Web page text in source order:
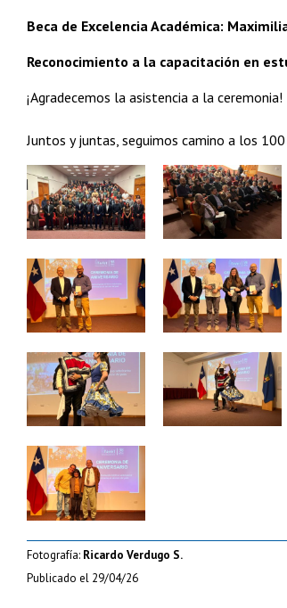
Beca de Excelencia Académica:
Reconocimiento a la capacitación en
¡Agradecemos la asistencia a la ceremonia!
Juntos y juntas, seguimos camino a los 100
Zoom Zoom
Zoom Zoom
Zoom Zoom
Zoom
Fotografía: Ricardo Verdugo S.
Publicado el 29/04/26